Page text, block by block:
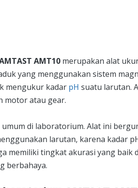
AMT10 merupakan alat
yang menggunakan sistem
mengukur kadar pH suatu larutan.
motor atau gear.
di laboratorium. Alat ini
larutan, karena kadar
memiliki tingkat akurasi yang baik
berbahaya.